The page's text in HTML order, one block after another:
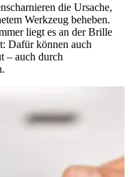
die Ursache,
Werkzeug beheben.
liegt es an der Brille
Dafür können auch
– auch durch